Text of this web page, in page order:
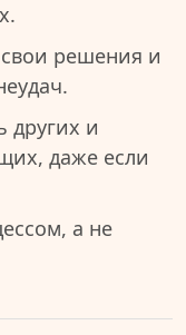
свои решения и
других и
даже если
а не